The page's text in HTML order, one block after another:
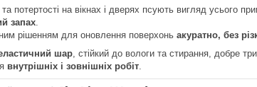
потертості на вікнах і дверях псують вигляд усього
запах.
рішенням для оновлення поверхонь акуратно, без
шар, стійкий до вологи та стирання, добре
внутрішніх і зовнішніх робіт.